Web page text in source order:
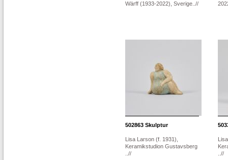
Wärff (1933-2022), Sverige..//
502863 Skulptur
Lisa Larson (f. 1931),
Keramikstudion Gustavsberg
..//
..//